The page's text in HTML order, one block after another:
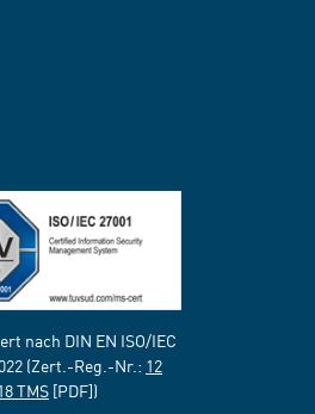
nach DIN EN ISO/IEC
(Zert.-Reg.-Nr.: 12
TMS [PDF])